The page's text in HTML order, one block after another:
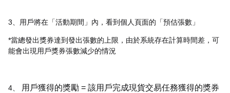
3、用戶將在「活動期間」內，看到個人頁面的「預估張數」
*當總發出獎券達到發出張數的上限，由於系統存在計算時間差，可
能會出現用戶獎券張數減少的情況
4、
用戶獲得的獎勵 = 該用戶完成現貨交易任務獲得的獎券